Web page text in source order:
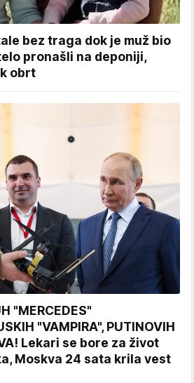
bez traga dok je muž bio
pronašli na deponiji,
obrt
"MERCEDES"
"VAMPIRA", PUTINOVIH
Lekari se bore za život
Moskva 24 sata krila vest